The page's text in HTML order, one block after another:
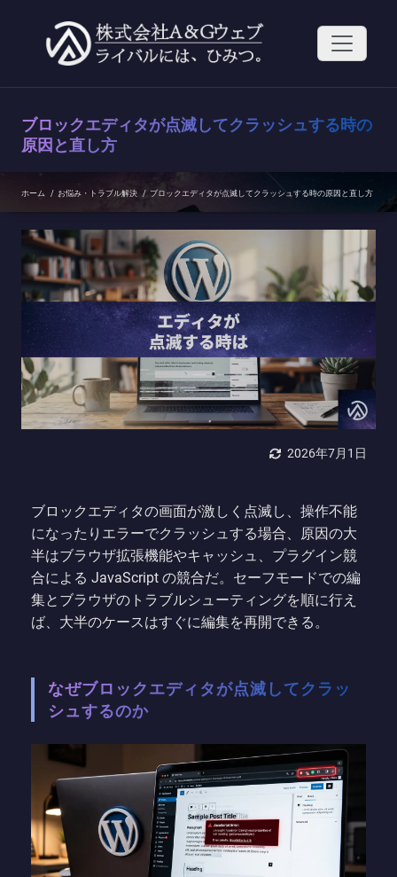
へ
ブロックエディタが点滅してクラッシュする時の
原因と直し方
ホーム / お悩み・トラブル解決 / ブロックエディタが点滅してクラッシュする時の原因と直し方
2026年7月1日
ブロックエディタの画面が激しく点滅し、操作不能
になったりエラーでクラッシュする場合、原因の大
半はブラウザ拡張機能やキャッシュ、プラグイン競
合による JavaScript の競合だ。セーフモードでの編
集とブラウザのトラブルシューティングを順に行え
ば、大半のケースはすぐに編集を再開できる。
なぜブロックエディタが点滅してクラッ
シュするのか